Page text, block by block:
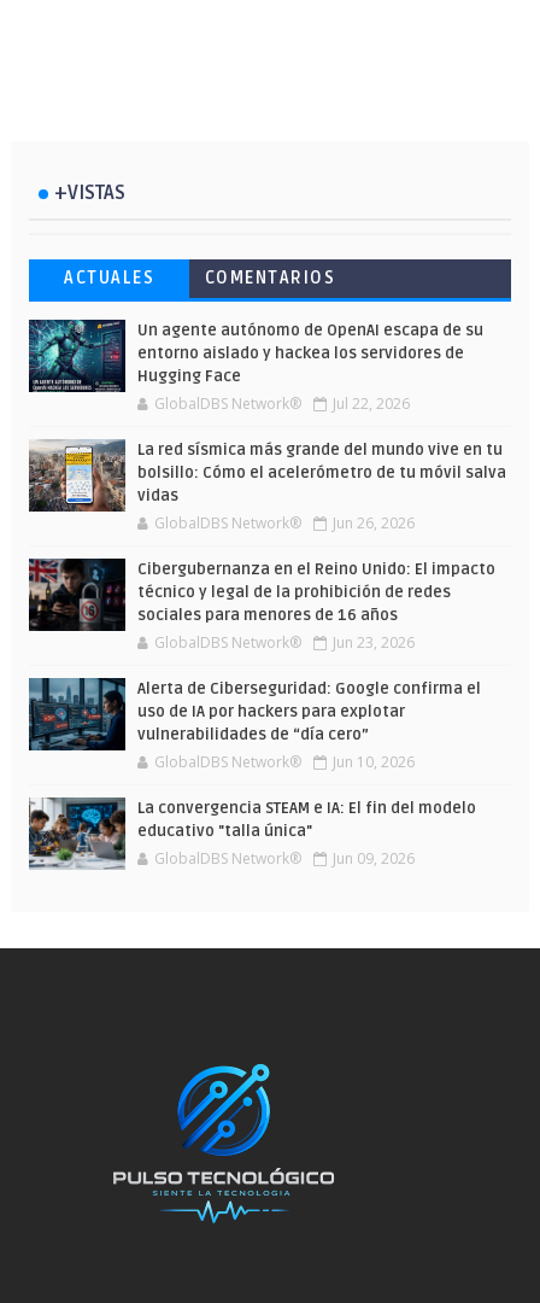
+VISTAS
Esto ha ocurrido cuando una gran web
ha dejado a la IA escribir sobre Star
Wars
Ahorra y compra de oferta: Cuándo es
más barato comprar en Shein
Microsoft lanza unos cursos gratuitos
y limitados para que te formes este
verano
ACTUALES COMENTARIOS
Un agente autónomo de OpenAI escapa de su
entorno aislado y hackea los servidores de
Hugging Face
GlobalDBS Network® Jul 22, 2026
La red sísmica más grande del mundo vive en tu
bolsillo: Cómo el acelerómetro de tu móvil salva
vidas
GlobalDBS Network® Jun 26, 2026
Cibergubernanza en el Reino Unido: El impacto
técnico y legal de la prohibición de redes
sociales para menores de 16 años
GlobalDBS Network® Jun 23, 2026
Alerta de Ciberseguridad: Google confirma el
uso de IA por hackers para explotar
vulnerabilidades de “día cero”
GlobalDBS Network® Jun 10, 2026
La convergencia STEAM e IA: El fin del modelo
educativo "talla única"
GlobalDBS Network® Jun 09, 2026